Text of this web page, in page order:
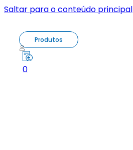
Saltar para o conteúdo principal
Produtos
0